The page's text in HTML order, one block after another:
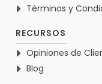
Términos y
RECURSOS
Opiniones de
Blog